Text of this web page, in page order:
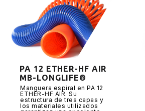
PA 12 ETHER-HF AIR
MB-LONGLIFE®
Manguera espiral en PA 12
ETHER-HF AIR. Su
estructura de tres capas y
los materiales utilizados